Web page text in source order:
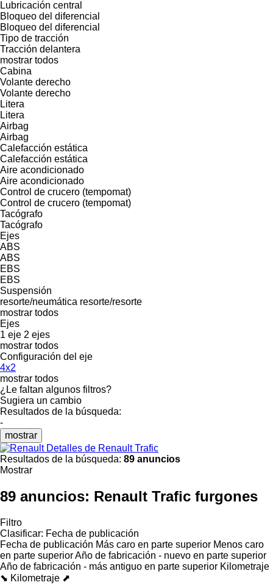
Lubricación central
Bloqueo del diferencial
Bloqueo del diferencial
Tipo de tracción
Tracción delantera
mostrar todos
Cabina
Volante derecho
Volante derecho
Litera
Litera
Airbag
Airbag
Calefacción estática
Calefacción estática
Aire acondicionado
Aire acondicionado
Control de crucero (tempomat)
Control de crucero (tempomat)
Tacógrafo
Tacógrafo
Ejes
ABS
ABS
EBS
EBS
Suspensión
resorte/neumática resorte/resorte
mostrar todos
Ejes
1 eje 2 ejes
mostrar todos
Configuración del eje
4x2
mostrar todos
¿Le faltan algunos filtros?
Sugiera un cambio
Resultados de la búsqueda:
-
mostrar
Detalles de Renault Trafic
Resultados de la búsqueda: 89 anuncios
Mostrar
89 anuncios: Renault Trafic furgones
Filtro
Clasificar: Fecha de publicación
Fecha de publicación Más caro en parte superior Menos caro
en parte superiorAño de fabricación - nuevo en parte superior
Año de fabricación - más antiguo en parte superior Kilometraje
⬊ Kilometraje ⬈